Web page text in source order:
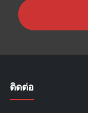
ติดต่อ